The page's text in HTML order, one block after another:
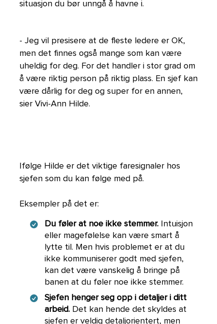
situasjon du bør unngå å havne i.
- Jeg vil presisere at de fleste ledere er OK,
men det finnes også mange som kan være
uheldig for deg. For det handler i stor grad om
å være riktig person på riktig plass. En sjef kan
være dårlig for deg og super for en annen,
sier Vivi-Ann Hilde.
Ifølge Hilde er det viktige faresignaler hos
sjefen som du kan følge med på.
Eksempler på det er:
Du føler at noe ikke stemmer. Intuisjon
eller magefølelse kan være smart å
lytte til. Men hvis problemet er at du
ikke kommuniserer godt med sjefen,
kan det være vanskelig å bringe på
banen at du føler noe ikke stemmer.
Sjefen henger seg opp i detaljer i ditt
arbeid. Det kan hende det skyldes at
sjefen er veldig detaljorientert, men